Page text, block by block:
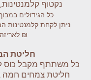
נקטוף
כל הגידולים
₪
חליטת
כל משתתף מקבל כוס
חליטת צמחים חמה